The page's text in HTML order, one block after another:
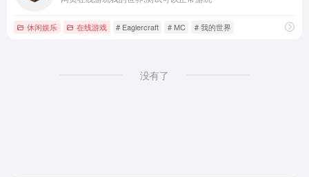
休闲娱乐 在线游戏 # Eaglercraft # MC # 我的世界
没有了